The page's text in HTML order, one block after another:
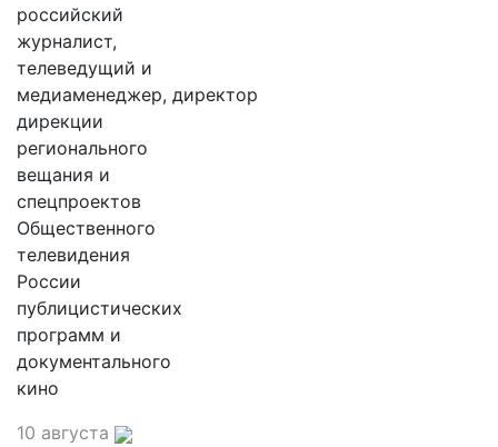
российский
журналист,
телеведущий и
медиаменеджер, директор
дирекции
регионального
вещания и
спецпроектов
Общественного
телевидения
России
публицистических
программ и
документального
кино
10 августа